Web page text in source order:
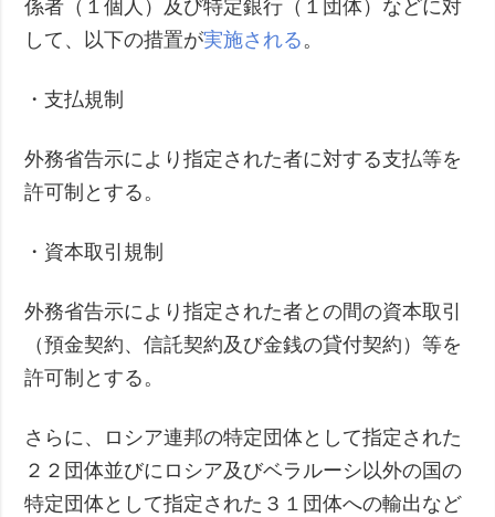
係者（１個人）及び特定銀行（１団体）などに対
して、以下の措置が実施される 。
・支払規制
外務省告示により指定された者に対する支払等を
許可制とする。
・資本取引規制
外務省告示により指定された者との間の資本取引
（預金契約、信託契約及び金銭の貸付契約）等を
許可制とする。
さらに、ロシア連邦の特定団体として指定された
２２団体並びにロシア及びベラルーシ以外の国の
特定団体として指定された３１団体への輸出など